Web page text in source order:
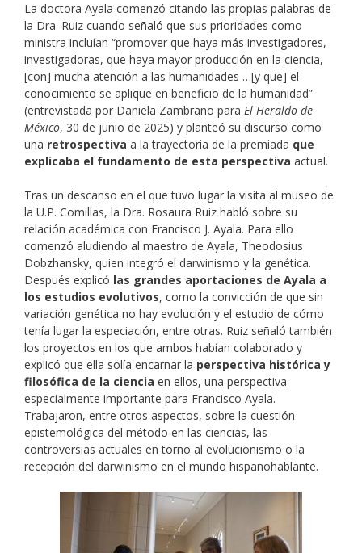
La doctora Ayala comenzó citando las propias palabras de
la Dra. Ruiz cuando señaló que sus prioridades como
ministra incluían “promover que haya más investigadores,
investigadoras, que haya mayor producción en la ciencia,
[con] mucha atención a las humanidades …[y que] el
conocimiento se aplique en beneficio de la humanidad”
(entrevistada por Daniela Zambrano para El Heraldo de
México, 30 de junio de 2025) y planteó su discurso como
una retrospectiva a la trayectoria de la premiada que
explicaba el fundamento de esta perspectiva actual.
Tras un descanso en el que tuvo lugar la visita al museo de
la U.P. Comillas, la Dra. Rosaura Ruiz habló sobre su
relación académica con Francisco J. Ayala. Para ello
comenzó aludiendo al maestro de Ayala, Theodosius
Dobzhansky, quien integró el darwinismo y la genética.
Después explicó las grandes aportaciones de Ayala a
los estudios evolutivos, como la convicción de que sin
variación genética no hay evolución y el estudio de cómo
tenía lugar la especiación, entre otras. Ruiz señaló también
los proyectos en los que ambos habían colaborado y
explicó que ella solía encarnar la perspectiva histórica y
filosófica de la ciencia en ellos, una perspectiva
especialmente importante para Francisco Ayala.
Trabajaron, entre otros aspectos, sobre la cuestión
epistemológica del método en las ciencias, las
controversias actuales en torno al evolucionismo o la
recepción del darwinismo en el mundo hispanohablante.